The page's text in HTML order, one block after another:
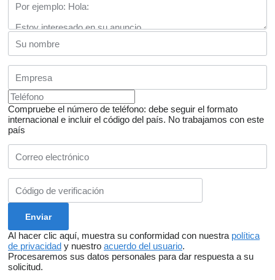
Compruebe el número de teléfono: debe seguir el formato
internacional e incluir el código del país. No trabajamos con este
país
Al hacer clic aquí, muestra su conformidad con nuestra política
de privacidad y nuestro acuerdo del usuario.
Procesaremos sus datos personales para dar respuesta a su
solicitud.